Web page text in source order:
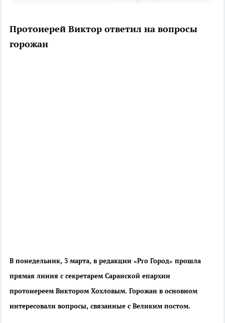
Протоиерей Виктор ответил на вопросы
горожан
В понедельник, 3 марта, в редакции «Pro Город» прошла
прямая линия с секретарем Саранской епархии
протоиереем Виктором Хохловым. Горожан в основном
интересовали вопросы, связанные с Великим постом.